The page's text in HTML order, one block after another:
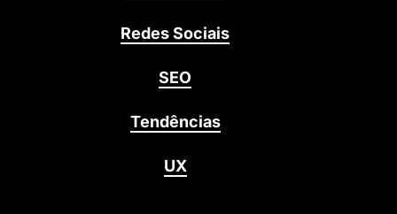
Redes Sociais
SEO
Tendências
UX